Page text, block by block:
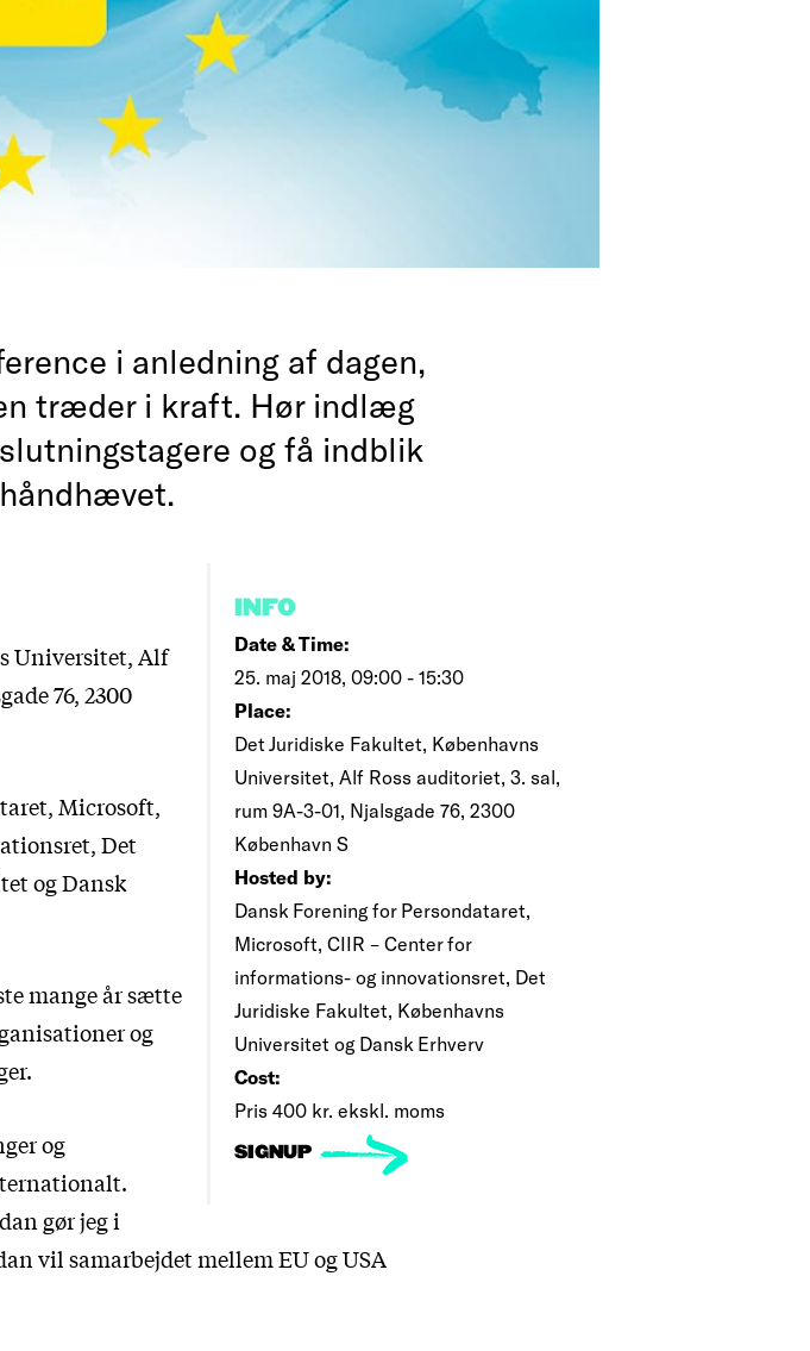
i anledning af dagen,
træder i kraft. Hør indlæg
og få indblik
INFO
Date & Time:
25. maj 2018, 09:00 - 15:30
Place:
Det Juridiske Fakultet, Københavns
Universitet, Alf Ross auditoriet, 3. sal,
rum 9A-3-01, Njalsgade 76, 2300
København S
Hosted by:
Dansk Forening for Persondataret,
Microsoft, CIIR – Center for
informations- og innovationsret, Det
Juridiske Fakultet, Københavns
Universitet og Dansk Erhverv
Cost:
Pris 400 kr. ekskl. moms
SIGNUP
Universitet, Alf
76, 2300
Microsoft,
Det
og Dansk
mange år sætte
og
og
gør jeg i
vil samarbejdet mellem EU og USA